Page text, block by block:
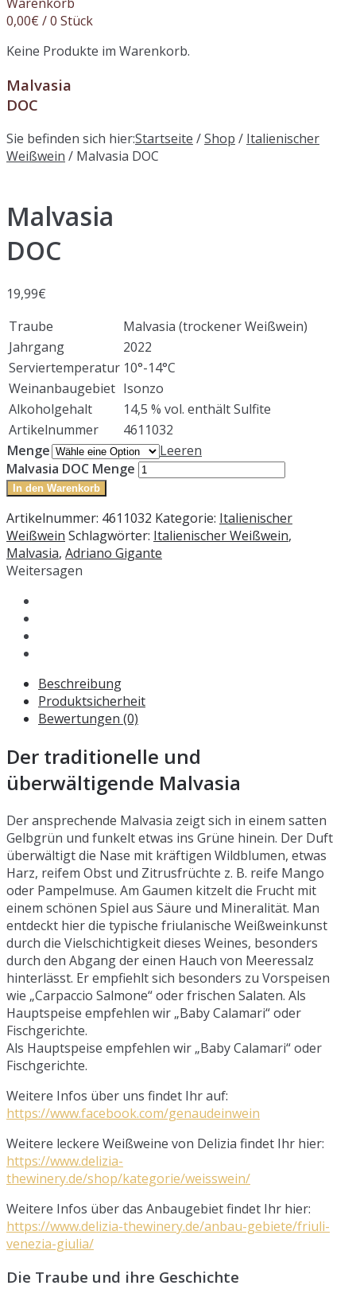
Warenkorb
0,00€ / 0 Stück
Keine Produkte im Warenkorb.
Malvasia
DOC
Sie befinden sich hier:Startseite /Shop / Italienischer
Weißwein / Malvasia DOC
Malvasia
DOC
19,99€
Traube
Malvasia (trockener Weißwein)
Jahrgang
2022
Serviertemperatur 10°-14°C
Weinanbaugebiet Isonzo
Alkoholgehalt
14,5 % vol. enthält Sulfite
Artikelnummer
4611032
Menge
Leeren
Malvasia DOC Menge
In den Warenkorb
Artikelnummer: 4611032 Kategorie: Italienischer
Weißwein Schlagwörter: Italienischer Weißwein,
Malvasia, Adriano Gigante
Weitersagen
Beschreibung
Produktsicherheit
Bewertungen (0)
Der traditionelle und
überwältigende Malvasia
Der ansprechende Malvasia zeigt sich in einem satten
Gelbgrün und funkelt etwas ins Grüne hinein. Der Duft
überwältigt die Nase mit kräftigen Wildblumen, etwas
Harz, reifem Obst und Zitrusfrüchte z. B. reife Mango
oder Pampelmuse. Am Gaumen kitzelt die Frucht mit
einem schönen Spiel aus Säure und Mineralität. Man
entdeckt hier die typische friulanische Weißweinkunst
durch die Vielschichtigkeit dieses Weines, besonders
durch den Abgang der einen Hauch von Meeressalz
hinterlässt. Er empfiehlt sich besonders zu Vorspeisen
wie „Carpaccio Salmone“ oder frischen Salaten. Als
Hauptspeise empfehlen wir „Baby Calamari“ oder
Fischgerichte.
Als Hauptspeise empfehlen wir „Baby Calamari“ oder
Fischgerichte.
Weitere Infos über uns findet Ihr auf:
https://www.facebook.com/genaudeinwein
Weitere leckere Weißweine von Delizia findet Ihr hier:
https://www.delizia-
thewinery.de/shop/kategorie/weisswein/
Weitere Infos über das Anbaugebiet findet Ihr hier:
https://www.delizia-thewinery.de/anbau-gebiete/friuli-
venezia-giulia/
Die Traube und ihre Geschichte